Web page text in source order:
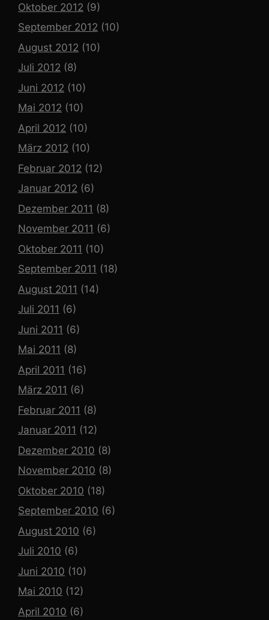
Oktober 2012 (9)
September 2012 (10)
August 2012 (10)
Juli 2012 (8)
Juni 2012 (10)
Mai 2012 (10)
April 2012 (10)
März 2012 (10)
Februar 2012 (12)
Januar 2012 (6)
Dezember 2011 (8)
November 2011 (6)
Oktober 2011 (10)
September 2011 (18)
August 2011 (14)
Juli 2011 (6)
Juni 2011 (6)
Mai 2011 (8)
April 2011 (16)
März 2011 (6)
Februar 2011 (8)
Januar 2011 (12)
Dezember 2010 (8)
November 2010 (8)
Oktober 2010 (18)
September 2010 (6)
August 2010 (6)
Juli 2010 (6)
Juni 2010 (10)
Mai 2010 (12)
April 2010 (6)